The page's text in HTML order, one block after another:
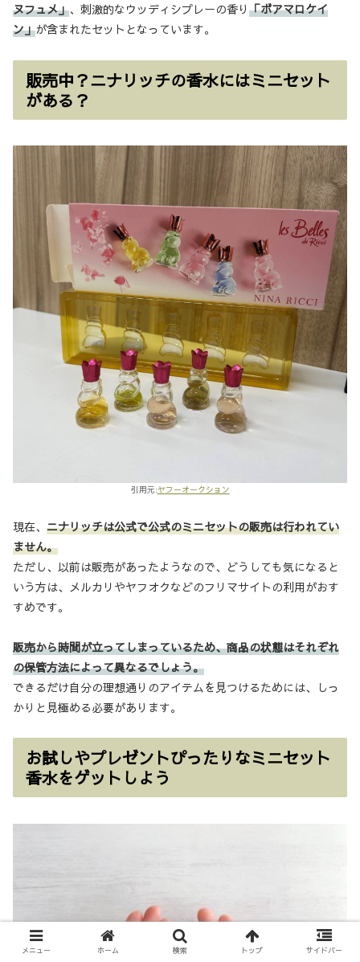
ヌフュメ」、刺激的なウッディシプレーの香り 「ボアマロケイ
ン」が含まれたセットとなっています。
販売中？ニナリッチの香水にはミニセット
がある？
引用元:ヤフーオークション
現在、 ニナリッチは公式で公式のミニセットの販売は行われてい
ません。
ただし、以前は販売があったようなので、どうしても気になると
いう方は、メルカリやヤフオクなどのフリマサイトの利用がおす
すめです。
販売から時間が立ってしまっているため、商品の状態はそれぞれ
の保管方法によって異なるでしょう。
できるだけ自分の理想通りのアイテムを見つけるためには、しっ
かりと見極める必要があります。
お試しやプレゼントぴったりなミニセット
香水をゲットしよう
メニュー ホーム 検索 トップ サイドバー